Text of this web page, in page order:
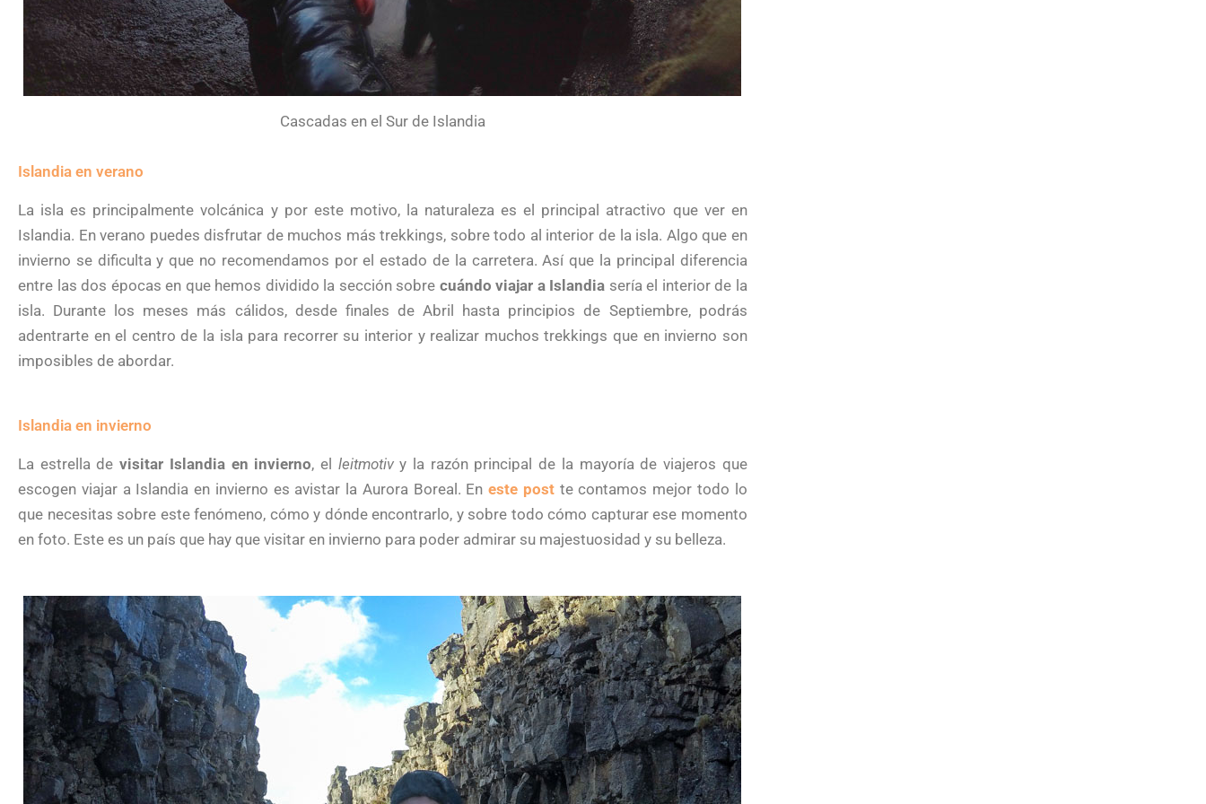
Cascadas en el Sur de Islandia
Islandia en verano
La isla es principalmente volcánica y por este motivo, la naturaleza es el principal atractivo que ver en
Islandia. En verano puedes disfrutar de muchos más trekkings, sobre todo al interior de la isla. Algo que en
invierno se dificulta y que no recomendamos por el estado de la carretera. Así que la principal diferencia
entre las dos épocas en que hemos dividido la sección sobre cuándo viajar a Islandia sería el interior de la
isla. Durante los meses más cálidos, desde finales de Abril hasta principios de Septiembre, podrás
adentrarte en el centro de la isla para recorrer su interior y realizar muchos trekkings que en invierno son
imposibles de abordar.
Islandia en invierno
La estrella devisitar Islandia en invierno, el leitmotivy la razón principal de la mayoría de viajeros que
escogen viajar a Islandia en invierno es avistar la Aurora Boreal. Eneste postte contamos mejor todo lo
que necesitas sobre este fenómeno, cómo y dónde encontrarlo, y sobre todo cómo capturar ese momento
en foto. Este es un país que hay que visitar en invierno para poder admirar su majestuosidad y su belleza.